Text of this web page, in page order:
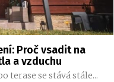
Proč vsadit na
a vzduchu
terase se stává stále...